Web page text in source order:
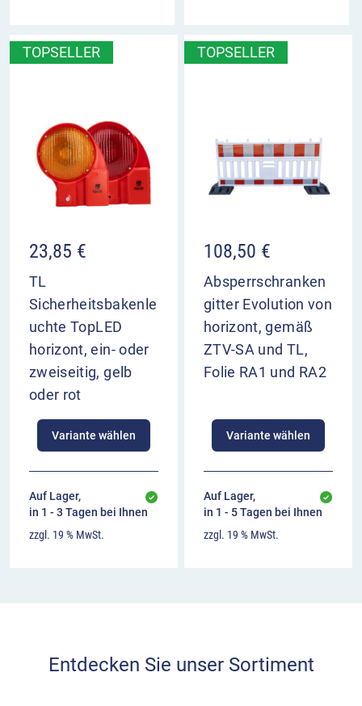
TOPSELLER
23,85 €
TL
Sicherheitsbakenle
uchte TopLED
horizont, ein- oder
zweiseitig, gelb
oder rot
Variante wählen
Auf Lager,
in 1 - 3 Tagen bei Ihnen
zzgl. 19 % MwSt.
TOPSELLER
108,50 €
Absperrschranken
gitter Evolution von
horizont, gemäß
ZTV-SA und TL,
Folie RA1 und RA2
Variante wählen
Auf Lager,
in 1 - 5 Tagen bei Ihnen
zzgl. 19 % MwSt.
Entdecken Sie unser Sortiment